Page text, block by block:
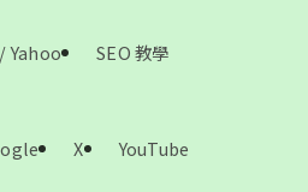
Yahoo SEO 教學
X
YouTube